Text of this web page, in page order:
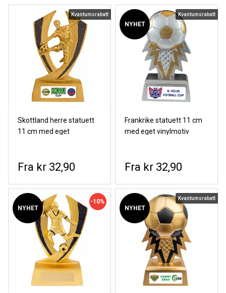
Kvantumsrabatt
Skottland herre statuett
11 cm med eget
kr 32,90
NYHET
Kvantumsrabatt
Frankrike statuett 11 cm
med eget vinylmotiv
kr 32,90
NYHET
-10%
NYHET
Kvantumsrabatt